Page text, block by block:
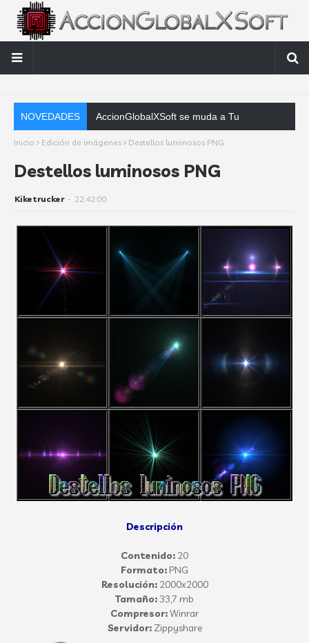
NOVEDADES AccionGlobalXSoft se muda a Tutos y Soft
Inicio Edición de imágenes Destellos luminosos PNG
Destellos luminosos PNG
Kiketrucker - 22:42:00
Descripción
Contenido: 20
Formato: PNG
Resolución:2000x2000
Tamaño: 33,7 mb
Compresor:Winrar
Servidor:Zippyshare